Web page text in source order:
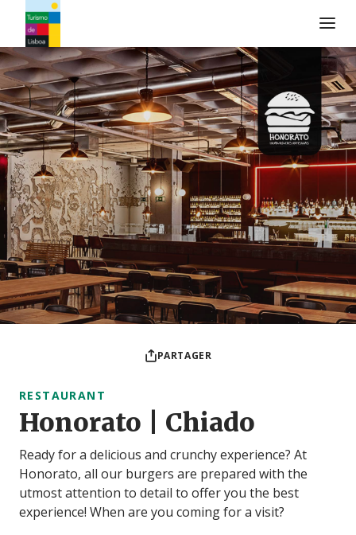
Logo de Turismo de Lisboa
PARTAGER
RESTAURANT
Honorato | Chiado
Ready for a delicious and crunchy experience? At
Honorato, all our burgers are prepared with the
utmost attention to detail to offer you the best
experience! When are you coming for a visit?